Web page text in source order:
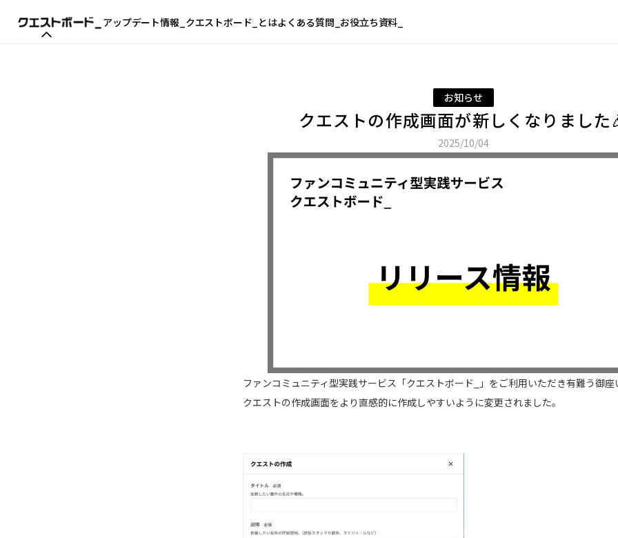
アップデート情報_ クエストボード_とはよくある質問_ お役立ち資料_
お知らせ
クエストの作成画面が新しくなりました
2025/10/04
ファンコミュニティ型実践サービス「クエストボード_」をご利用いただき有難う御座
クエストの作成画面をより直感的に作成しやすいように変更されました。